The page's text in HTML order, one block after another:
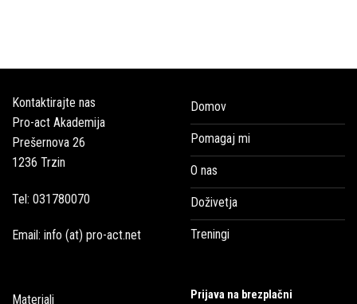
Kontaktirajte nas
Pro-act Akademija
Prešernova 26
1236 Trzin
Tel: 031780070
Email: info (at) pro-act.net
Domov
Pomagaj mi
O nas
Doživetja
Treningi
Materiali Prijava na brezplačni